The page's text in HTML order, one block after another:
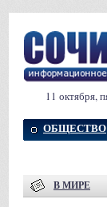
11 октября,
ОБЩЕСТВО
В МИРЕ